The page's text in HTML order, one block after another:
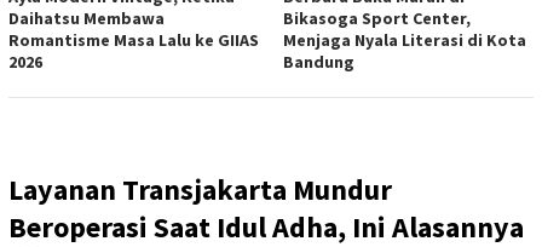
Daihatsu Membawa
Romantisme Masa Lalu ke GIIAS
2026
Bikasoga Sport Center,
Menjaga Nyala Literasi di Kota
Bandung
Layanan Transjakarta Mundur
Beroperasi Saat Idul Adha, Ini Alasannya